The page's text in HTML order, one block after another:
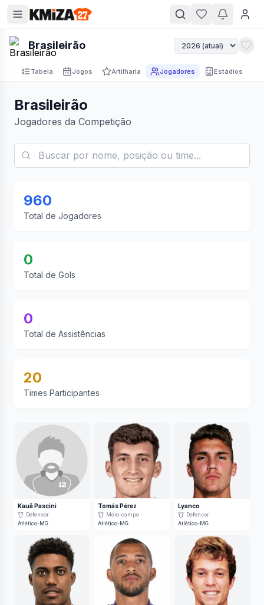
Brasileirão
Tabela Jogos Artilharia Jogadores Estádios
Brasileirão
Jogadores da Competição
960
Total de Jogadores
0
Total de Gols
0
Total de Assistências
20
Times Participantes
Kauã Pascini
Defensor
Atlético-MG
Tomás Pérez
Meio-campo
Atlético-MG
Lyanco
Defensor
Atlético-MG